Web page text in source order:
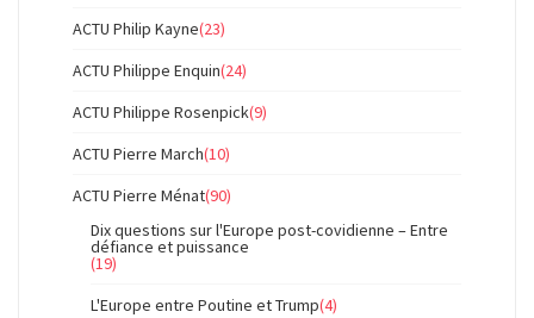
ACTU Philip Kayne(23)
ACTU Philippe Enquin(24)
ACTU Philippe Rosenpick(9)
ACTU Pierre March(10)
ACTU Pierre Ménat(90)
Dix questions sur l'Europe post-covidienne – Entre
défiance et puissance
(19)
L'Europe entre Poutine et Trump(4)